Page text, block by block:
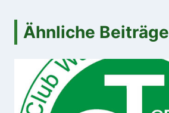
Ähnliche Beiträge